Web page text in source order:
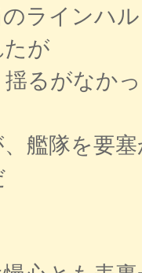
ラインハ
が
るがなか
艦隊を要